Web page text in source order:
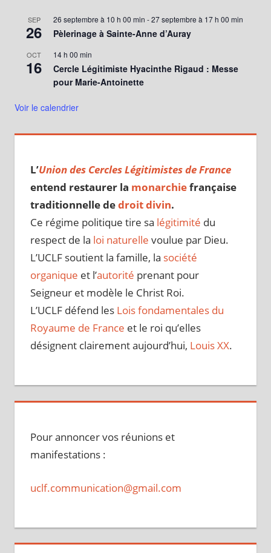
SEP
26
26 septembre à 10 h 00 min -27 septembre à 17 h 00 min
Pèlerinage à Sainte-Anne d’Auray
OCT
16
14 h 00 min
Cercle Légitimiste Hyacinthe Rigaud : Messe
pour Marie-Antoinette
Voir le calendrier
L’Union des Cercles Légitimistes de France
entend restaurer la monarchiefrançaise
traditionnelle dedroit divin.
Ce régime politique tire sa légitimité du
respect de la loi naturelle voulue par Dieu.
L’UCLF soutient la famille, la société
organique et l’autorité prenant pour
Seigneur et modèle le Christ Roi.
L’UCLF défend les Lois fondamentales du
Royaume de France et le roi qu’elles
désignent clairement aujourd’hui, Louis XX.
Pour annoncer vos réunions et
manifestations :
uclf.communication@gmail.com